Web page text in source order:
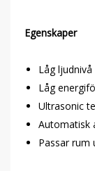
Egenskaper
Låg ljudnivå
Låg
Ultrasonic
Automatisk
Passar rum